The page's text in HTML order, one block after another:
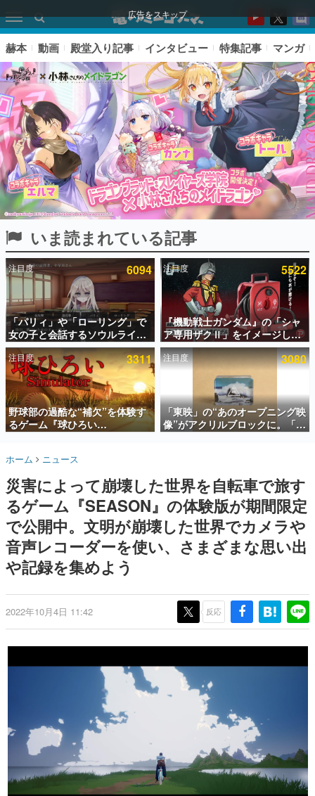
広告をスキップ
ピックアップ
電ファミのいま読まれている記事ランキング
アプリセール情報
インタビュー
連載・特集一覧
殿堂入り記事
SNS拡散数が数千以上！ ページビュー数万以上！ などな
ど。多くの人々に読まれた、電ファミ渾身の“殿堂入り”記
事をまとめました。
名作ゲームクリエイターの方々に製作時のエピソードをお
きます。
赫本
この物語を解いてはいけない。『赫本』は、〈試験問題〉
の形をした短編ホラー小説集です。
新世代に訊く
これからのデジタルゲーム市場を担う若きクリエイター達
ゲーム世代の作家たち
ゲームに多大な影響を受けた作家さんに取材し、ゲームが
日本モバイルゲーム産業史
日本のモバイルゲーム史における主要なトピック・タイト
ルを網羅するほか、開発者へのインタビューや識者による
解説を掲載。約20年の歴史が一望できる決定版！
若ゲのいたり〜ゲームクリエイターの青春〜
『うつヌケ』『ペンと箸』等で知られるマンガ家・田中圭
一先生によるゲーム業界レポートマンガです。
なんでゲームは面白い？
赫本 動画 殿堂入り記事 インタビュー 特集記事 マンガ
いま読まれている記事
注目度 6094
「パリィ」や「ローリング」で
女の子と会話するソウルライク
恋愛ゲーム『小早川さんはソウ
ルライク』無料公開。返事に失
敗すると「YOU DIED」
注目度 5522
『機動戦士ガンダム』の「シャ
ア専用ザクⅡ」をイメージした
散水ホースリールが予約開始。
本体にはシャアのパーソナルマ
ークやジオン公国軍のエンブレ
ム、型式番号などを配置
注目度 3311
野球部の過酷な“補欠”を体験す
るゲーム『球ひろい
Simulator』が「1件」のウィッ
対応しSNSで話題に。『キング
ダム・カム』開発元やチェコの
プロ野球選手から称賛の声
注目度 3080
「東映」の“あのオープニング映
像”がアクリルブロックに。「東
映ヒストリカル グッズコレクシ
ホーム ニュース
災害によって崩壊した世界を自転車で旅す
るゲーム『SEASON』の体験版が期間限定
で公開中。文明が崩壊した世界でカメラや
音声レコーダーを使い、さまざまな思い出
や記録を集めよう
2022年10月4日 11:42 反応